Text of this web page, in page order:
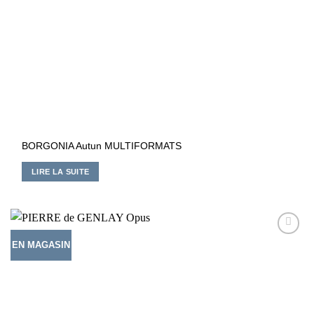
BORGONIA Autun MULTIFORMATS
LIRE LA SUITE
EN MAGASIN